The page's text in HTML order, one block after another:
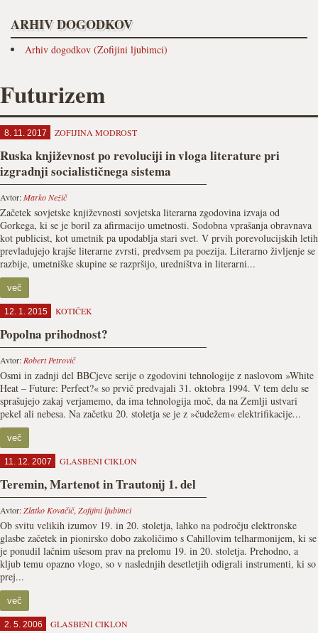
ARHIV DOGODKOV
Arhiv dogodkov (Zofijini ljubimci)
Futurizem
8. 11. 2017 ZOFIJINA MODROST
Ruska književnost po revoluciji in vloga literature pri
izgradnji socialističnega sistema
Avtor:Marko Nežič
Začetek sovjetske književnosti sovjetska literarna zgodovina izvaja od
Gorkega, ki se je boril za afirmacijo umetnosti. Sodobna vprašanja obravnava
kot publicist, kot umetnik pa upodablja stari svet. V prvih porevolucijskih letih
prevladujejo krajše literarne zvrsti, predvsem pa poezija. Literarno življenje se
razbije, umetniške skupine se razpršijo, uredništva in literarni...
več
12. 1. 2015 KOTIČEK
Popolna prihodnost?
Avtor: Robert Petrovič
Osmi in zadnji del BBCjeve serije o zgodovini tehnologije z naslovom »White
Heat – Future: Perfect?« so prvič predvajali 31. oktobra 1994. V tem delu se
sprašujejo zakaj verjamemo, da ima tehnologija moč, da na Zemlji ustvari
pekel ali nebesa. Na začetku 20. stoletja se je z »čudežem« elektrifikacije...
več
11. 12. 2007 GLASBENI CIKLON
Teremin, Martenot in Trautonij 1. del
Avtor:Zlatko Kovačič, Zofijini ljubimci
Ob svitu velikih izumov 19. in 20. stoletja, lahko na področju elektronske
glasbe začetek in pionirsko dobo zakoličimo s Cahillovim telharmonijem, ki se
je ponudil lačnim ušesom prav na prelomu 19. in 20. stoletja. Prehodno, a
kljub temu opazno vlogo, so v naslednjih desetletjih odigrali instrumenti, ki so
prej...
več
2. 5. 2006 GLASBENI CIKLON